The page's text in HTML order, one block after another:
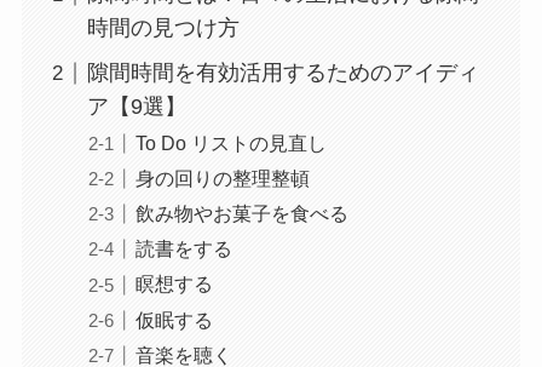
時間の見つけ方
隙間時間を有効活用するためのアイディ
ア【9選】
To Do リストの見直し
身の回りの整理整頓
飲み物やお菓子を食べる
読書をする
瞑想する
仮眠する
音楽を聴く